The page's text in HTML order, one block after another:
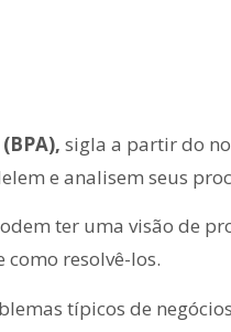
sigla a partir do
e analisem seus
ter uma visão de
como resolvê-los.
típicos de